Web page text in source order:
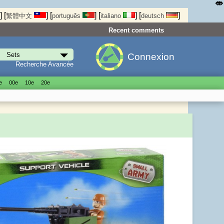
] [繁體中文 ] [português ] [italiano ] [deutsch ]
Recent comments
Recherche Avancée
Connexion
00е 10е 20е
⤄